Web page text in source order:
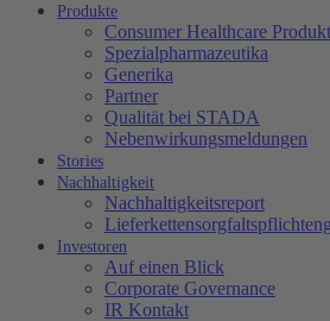
Produkte
Consumer Healthcare
Spezialpharmazeutika
Generika
Partner
Qualität bei STADA
Nebenwirkungsmeldungen
Stories
Nachhaltigkeit
Nachhaltigkeitsreport
Investoren
Auf einen Blick
Corporate Governance
IR Kontakt